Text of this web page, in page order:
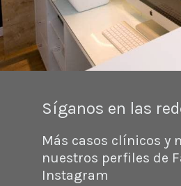
Síganos en las
Más casos clínicos y
nuestros perfiles de
Instagram